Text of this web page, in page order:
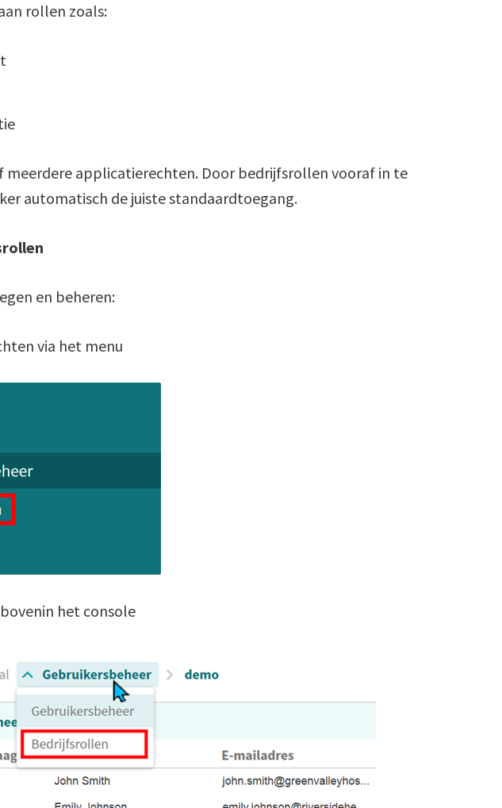
rollen zoals:
meerdere applicatierechten. Door bedrijfsrollen vooraf in te
automatisch de juiste standaardtoegang.
en beheren:
via het menu
het console